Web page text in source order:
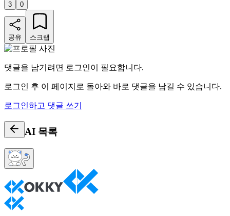
3 0
공유 스크랩
댓글을 남기려면 로그인이 필요합니다.
로그인 후 이 페이지로 돌아와 바로 댓글을 남길 수 있습니다.
로그인하고 댓글 쓰기
AI 목록